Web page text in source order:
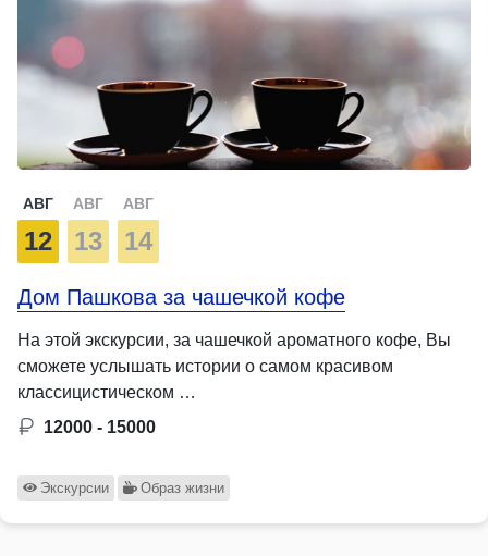
АВГ
12
АВГ
13
АВГ
14
Дом Пашкова за чашечкой кофе
На этой экскурсии, за чашечкой ароматного кофе, Вы
сможете услышать истории о самом красивом
классицистическом …
12000 - 15000
Экскурсии Образ жизни